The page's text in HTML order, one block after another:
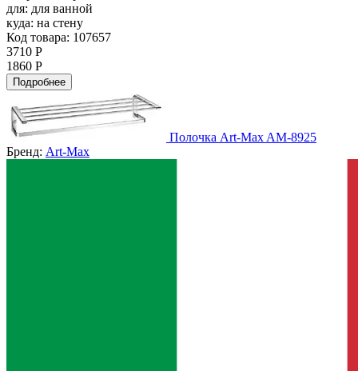
для: для ванной
куда: на стену
Код товара: 107657
3710 Р
1860 Р
Подробнее
Полочка Art-Max AM-8925
Бренд: Art-Max